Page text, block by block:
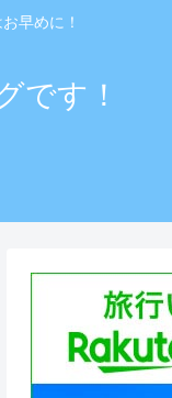
早めに！
です！